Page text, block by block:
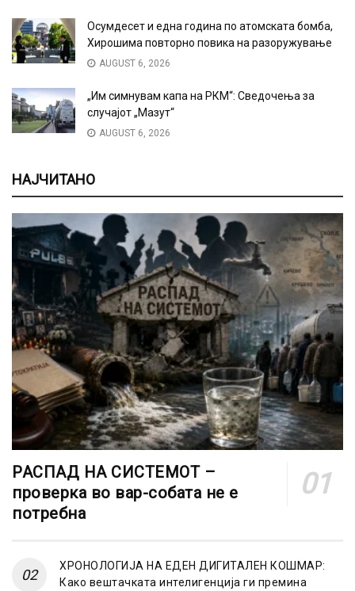
Осумдесет и една година по атомската бомба,
Хирошима повторно повика на разоружување
AUGUST 6, 2026
„Им симнувам капа на РКМ“: Сведочења за
случајот „Мазут“
AUGUST 6, 2026
НАЈЧИТАНО
РАСПАД НА СИСТЕМОТ –
проверка во вар-собата не е
потребна
ХРОНОЛОГИЈА НА ЕДЕН ДИГИТАЛЕН КОШМАР:
Како вештачката интелигенција ги премина